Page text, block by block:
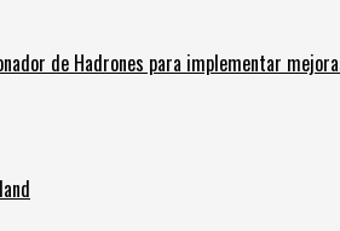
de Hadrones para implementar